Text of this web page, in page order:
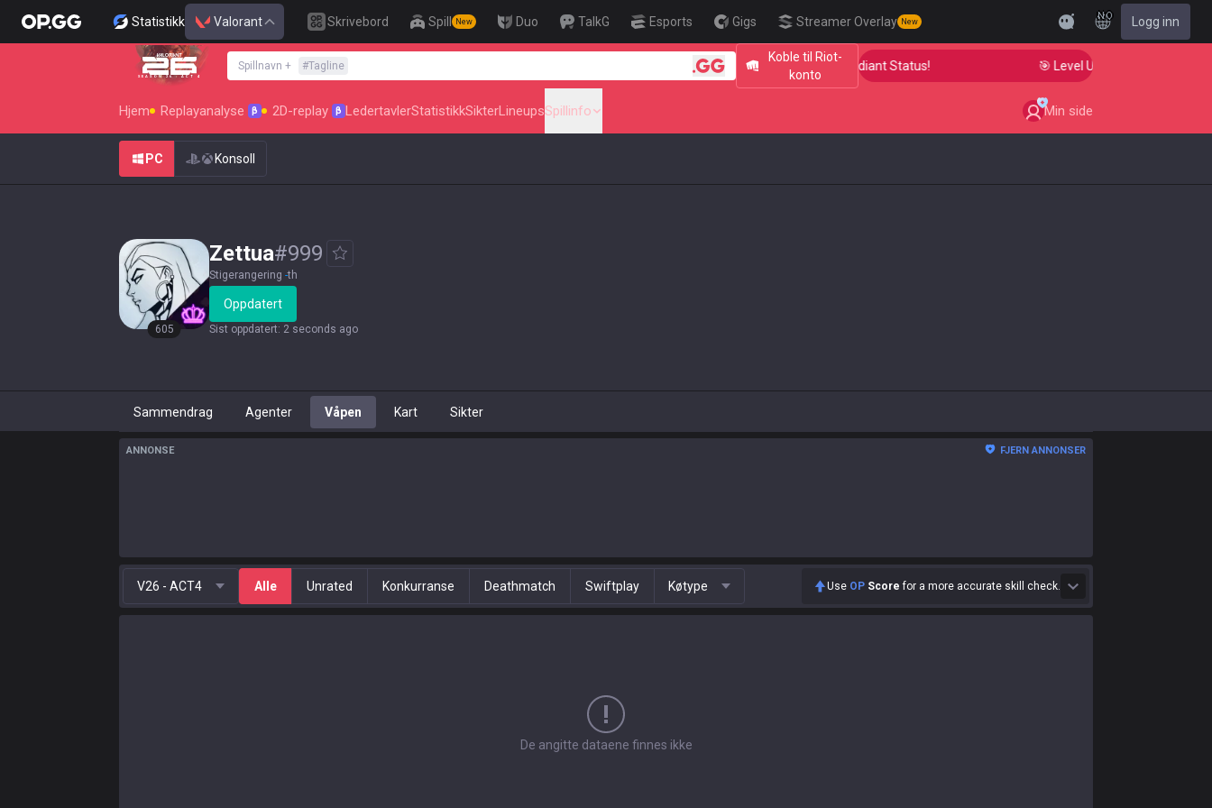
Statistikk Valorant Skrivebord Spill New Duo TalkG Esports Gigs Streamer Overlay New
NO Logg inn
SEASON 26 : ACT 4
Spillnavn + #Tagline
Koble til Riot-
konto
🎯 Level Up Your Aim to Radiant Status! 🎯 Level Up Your Aim to Radiant
Hjem Replayanalyse β 2D-replay β LedertavlerStatistikkSikterLineupsSpillinfo Min side
PC Konsoll
605
Zettua#999
Stigerangering -th
Oppdatert
Sist oppdatert: 2 seconds ago
Sammendrag Agenter Våpen Kart Sikter
ANNONSE FJERN ANNONSER
V26 - ACT4 Alle Unrated Konkurranse Deathmatch Swiftplay Køtype Use OP Score for a more accurate skill check.
De angitte dataene finnes ikke